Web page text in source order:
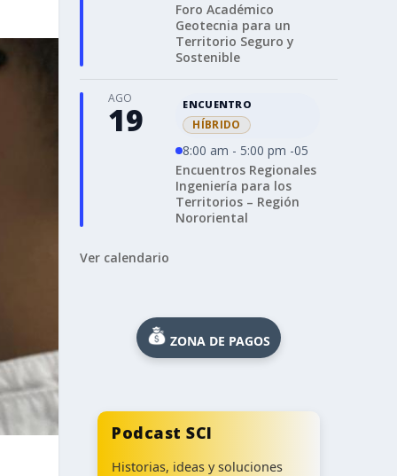
Foro Académico
Geotecnia para un
Territorio Seguro y
Sostenible
AGO
19 ENCUENTRO
HÍBRIDO
8:00 am - 5:00 pm -05
Encuentros Regionales
Ingeniería para los
Territorios – Región
Nororiental
Ver calendario
ZONA DE PAGOS
Podcast SCI
Historias, ideas y soluciones